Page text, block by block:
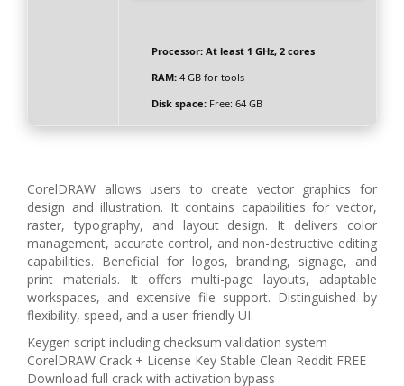
Processor:At least 1 GHz, 2 cores
RAM:4 GB for tools
Disk space:Free: 64 GB
CorelDRAW allows users to create vector graphics for
design and illustration. It contains capabilities for vector,
raster, typography, and layout design. It delivers color
management, accurate control, and non-destructive editing
capabilities. Beneficial for logos, branding, signage, and
print materials. It offers multi-page layouts, adaptable
workspaces, and extensive file support. Distinguished by
flexibility, speed, and a user-friendly UI.
Keygen script including checksum validation system
CorelDRAW Crack + License Key Stable Clean Reddit FREE
Download full crack with activation bypass